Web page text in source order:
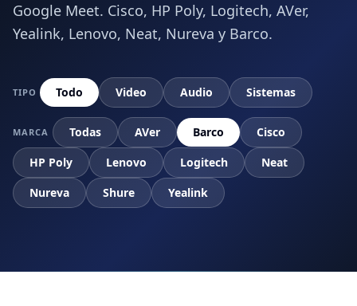
Google Meet. Cisco, HP Poly, Logitech, AVer,
Yealink, Lenovo, Neat, Nureva y Barco.
TIPO Todo Video Audio Sistemas
MARCA Todas AVer Barco
Cisco
HP Poly
Lenovo Logitech
Neat
Nureva
Shure Yealink